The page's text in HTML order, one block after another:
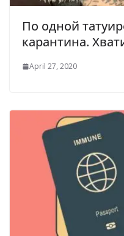
По одной
карантина.
April 27, 2020